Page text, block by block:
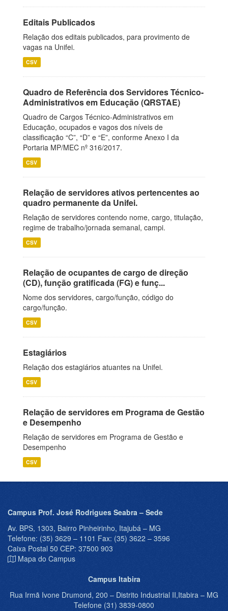
Editais Publicados
Relação dos editais publicados, para provimento de
vagas na Unifei.
CSV
Quadro de Referência dos Servidores Técnico-
Administrativos em Educação (QRSTAE)
Quadro de Cargos Técnico-Administrativos em
Educação, ocupados e vagos dos níveis de
classificação “C”, “D” e “E”, conforme Anexo I da
Portaria MP/MEC nº 316/2017.
CSV
Relação de servidores ativos pertencentes ao
quadro permanente da Unifei.
Relação de servidores contendo nome, cargo, titulação,
regime de trabalho/jornada semanal, campi.
CSV
Relação de ocupantes de cargo de direção
(CD), função gratificada (FG) e funç...
Nome dos servidores, cargo/função, código do
cargo/função.
CSV
Estagiários
Relação dos estagiários atuantes na Unifei.
CSV
Relação de servidores em Programa de Gestão
e Desempenho
Relação de servidores em Programa de Gestão e
Desempenho
CSV
Campus Prof. José Rodrigues Seabra – Sede
Av. BPS, 1303, Bairro Pinheirinho, Itajubá – MG
Telefone: (35) 3629 – 1101 Fax: (35) 3622 – 3596
Caixa Postal 50 CEP: 37500 903
Mapa do Campus
Campus Itabira
Rua Irmã Ivone Drumond, 200 – Distrito Industrial II,Itabira – MG
Telefone (31) 3839-0800